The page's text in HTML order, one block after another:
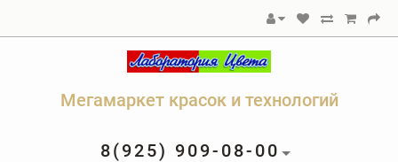
Мегамаркет красок и технологий
8(925) 909-08-00